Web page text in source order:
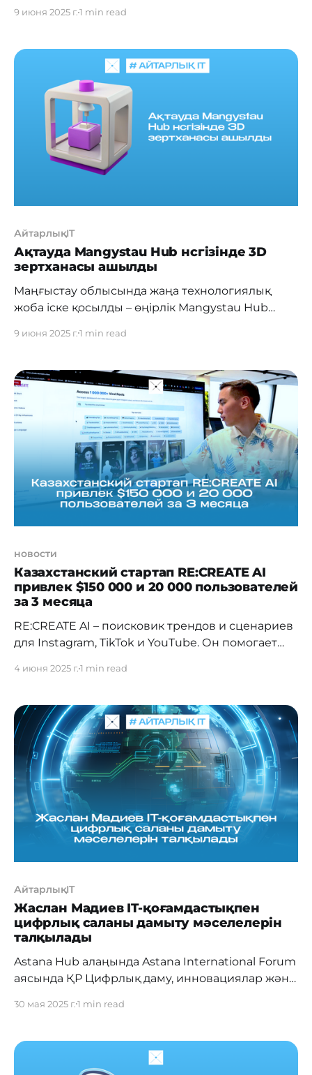
AlchemistX & Silicon Valley Residency Program
бағдарламасының екінші легінің басталғанын
хабарлайды. Бағдарлама Орталық Еуразиядағы
стартаптарға АҚШ нарығына жедел шығуға
және жаһандық технологиялық индустрияның
жетекші өкілдерімен серіктестік орнатуға
мүмкіндік береді.
9 июня 2025 г.1 min read
АйтарлықIT
Ақтауда Mangystau Hub нсгізінде 3D
зертханасы ашылды
Маңғыстау облысында жаңа технологиялық
жоба іске қосылды – өңірлік Mangystau Hub
бастады. Бұл бастама жастардың инженерлік
саласындағы стартаптарға жағдай жасауға
бағытталған. Зертхана алдыңғы қатарлы
құрылғылармен жабдықталған: екі ультра
жылдам Creality K1 Max 3D-принтері, төрт кәсіби
Creality K1C принтері, 30 PLA филамент
9 июня 2025 г.1 min read
новости
Казахстанский стартап RE:CREATE AI
привлек $150 000 и 20 000 пользователей
за 3 месяца
RE:CREATE AI – поисковик трендов и сценариев
для Instagram, TikTok и YouTube. Он помогает
об охватах и вовлеченности. Пользователь
выбирает тему – и получает набор
проверенных идей для контент-маркетинга,
экономя время и ресурсы. Стартап прошел
значительную
4 июня 2025 г.1 min read
АйтарлықIT
Жаслан Мадиев IT-қоғамдастықпен
цифрлық саланы дамыту мәселелерін
талқылады
Astana Hub алаңында Astana International Forum
аясында ҚР Цифрлық даму, инновациялар және
Мадиевтің қатысуымен дөңгелек үстел өтті.
компаниялардың, салалық қауымдастықтардың
және бизнес-қоғамдастықтың шамамен 50 өкілі
30 мая 2025 г.1 min read